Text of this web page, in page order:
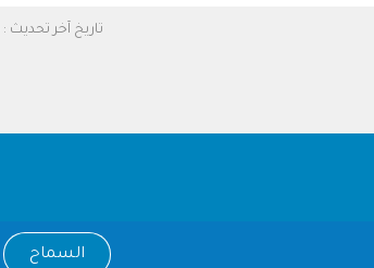
تاريخ آخر تحديث :
السماح